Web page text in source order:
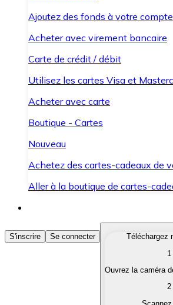
Ajoutez des fonds à votre
Acheter avec virement bancaire
Carte de crédit / débit
Utilisez les cartes Visa et
Acheter avec carte
Boutique - Cartes
Nouveau
Achetez des cartes-cadeaux de
Aller à la boutique de cartes-
Acheter des Cryptomonnaies
Achetez les cryptomonnaies qui
Convertissez vos
S'inscrire Se connecter
Téléchargez
1
Ouvrez la caméra
2